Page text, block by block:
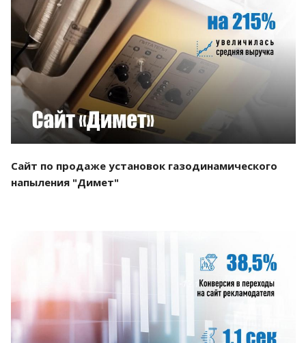
Смотреть проект
Сайт по продаже установок газодинамического
напыления "Димет"